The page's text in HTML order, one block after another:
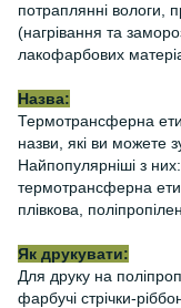
потраплянні вологи,
(нагрівання та
лакофарбових
Назва:
Термотрансферна
назви, які ви можете
Найпопулярніші з
термотрансферна
плівкова,
Як друкувати:
Для друку на
фарбучі стрічки-